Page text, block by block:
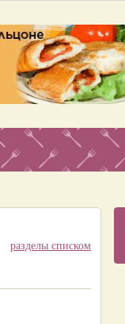
разделы списком